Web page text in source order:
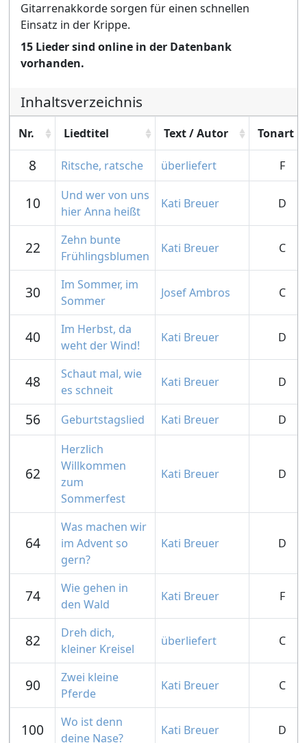
Gitarrenakkorde sorgen für einen schnellen
Einsatz in der Krippe.
15 Lieder sind online in der Datenbank
vorhanden.
Inhaltsverzeichnis
Nr. Liedtitel Text / Autor Tonart
8 Ritsche, ratsche überliefert F
10
Und wer von uns
hier Anna heißt
Kati Breuer D
22
Zehn bunte
Frühlingsblumen
Kati Breuer C
30
Im Sommer, im
Sommer
Josef Ambros C
40
Im Herbst, da
weht der Wind!
Kati Breuer D
48
Schaut mal, wie
es schneit
Kati Breuer D
56 Geburtstagslied Kati Breuer D
62
Herzlich
Willkommen
zum
Sommerfest
Kati Breuer D
64
Was machen wir
im Advent so
gern?
Kati Breuer D
74
Wie gehen in
den Wald
Kati Breuer F
82
Dreh dich,
kleiner Kreisel
überliefert C
90
Zwei kleine
Pferde
Kati Breuer C
100
Wo ist denn
deine Nase?
Kati Breuer D